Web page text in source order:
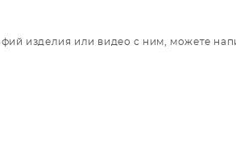
изделия или видео с ним, можете